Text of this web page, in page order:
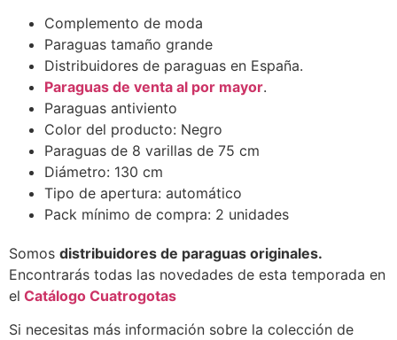
Complemento de moda
Paraguas tamaño grande
Distribuidores de paraguas en España.
Paraguas de venta al por mayor.
Paraguas antiviento
Color del producto: Negro
Paraguas de 8 varillas de 75 cm
Diámetro: 130 cm
Tipo de apertura: automático
Pack mínimo de compra: 2 unidades
Somos distribuidores de paraguas originales.
Encontrarás todas las novedades de esta temporada en
el Catálogo Cuatrogotas
Si necesitas más información sobre la colección de